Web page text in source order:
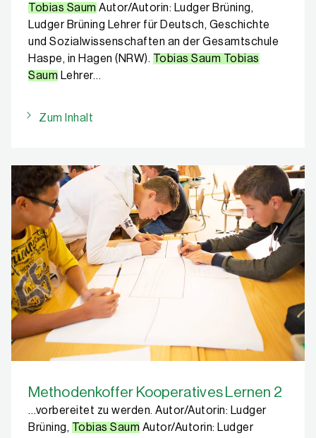
Tobias Saum Autor/Autorin: Ludger Brüning,
Ludger Brüning Lehrer für Deutsch, Geschichte
und Sozialwissenschaften an der Gesamtschule
Haspe, in Hagen (NRW). Tobias Saum Tobias
Saum Lehrer…
Zum Inhalt
Methodenkoffer Kooperatives Lernen 2
…vorbereitet zu werden. Autor/Autorin: Ludger
Brüning, Tobias Saum Autor/Autorin: Ludger